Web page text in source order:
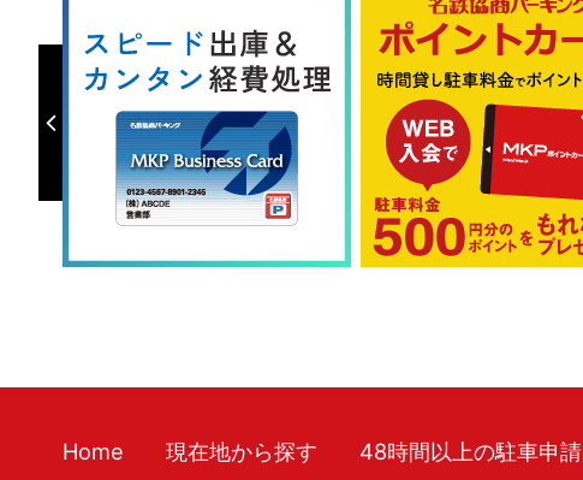
Home 現在地から探す 48時間以上の駐車申請